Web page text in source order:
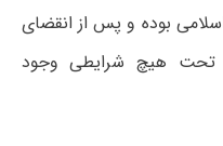
بوده و پس از انقضای
تحت هیچ شرایطی وجود